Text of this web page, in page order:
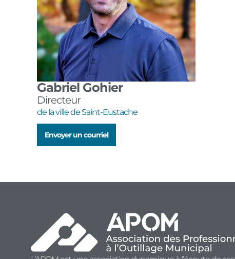
Gabriel Gohier
Directeur
de la ville de Saint-Eustache
Envoyer un courriel